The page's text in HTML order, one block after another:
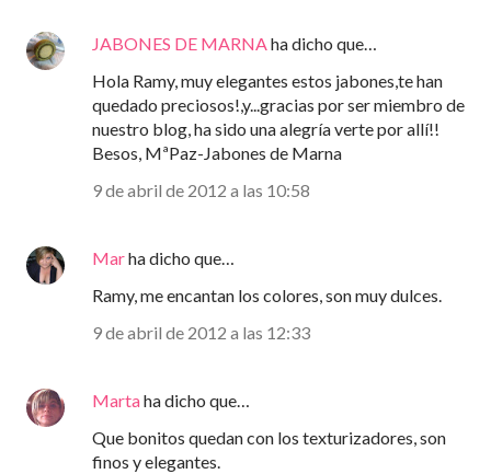
JABONES DE MARNAha dicho que…
Hola Ramy, muy elegantes estos jabones,te han
quedado preciosos!,y...gracias por ser miembro de
nuestro blog, ha sido una alegría verte por allí!!
Besos, MªPaz-Jabones de Marna
9 de abril de 2012 a las 10:58
Marha dicho que…
Ramy, me encantan los colores, son muy dulces.
9 de abril de 2012 a las 12:33
Martaha dicho que…
Que bonitos quedan con los texturizadores, son
finos y elegantes.